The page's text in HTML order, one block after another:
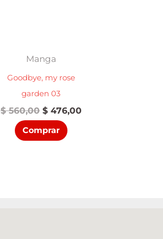
Manga
Goodbye, my rose
garden 03
$560,00 El
precio
original
era:
$476,00El
Comprar